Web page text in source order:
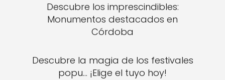
Descubre los imprescindibles:
Monumentos destacados en
Córdoba
Descubre la magia de los festivales
popu... ¡Elige el tuyo hoy!